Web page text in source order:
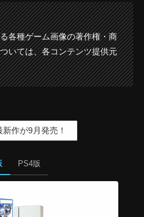
各種ゲーム画像の著作権・商
いては、各コンテンツ提供元
作が9月発売！
PS4版